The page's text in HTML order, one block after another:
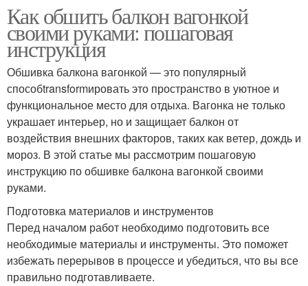
Как обшить балкон вагонкой
своими руками: пошаговая
инструкция
Обшивка балкона вагонкой — это популярный
способtransformировать это пространство в уютное и
функциональное место для отдыха. Вагонка не только
украшает интерьер, но и защищает балкон от
воздействия внешних факторов, таких как ветер, дождь и
мороз. В этой статье мы рассмотрим пошаговую
инструкцию по обшивке балкона вагонкой своими
руками.
Подготовка материалов и инструментов
Перед началом работ необходимо подготовить все
необходимые материалы и инструменты. Это поможет
избежать перерывов в процессе и убедиться, что вы все
правильно подготавливаете.